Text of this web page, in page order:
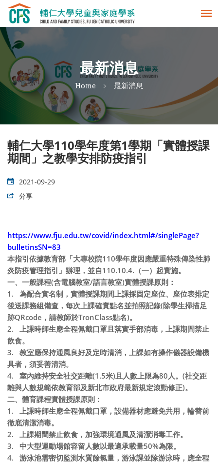
最新消息
Home 最新消息
輔仁大學110學年度第1學期「實體授課
期間」之教學安排防疫指引
2021-09-29
分享
https://www.fju.edu.tw/covid/index.html#/singlePage?
bulletinsSN=83
本指引依據教育部「大專校院110學年度因應嚴重特殊傳染性肺
炎防疫管理指引」辦理，並自110.10.4. （一）起實施。
一、一般課程(含電腦教室/語言教室)實體授課原則：
1. 為配合實名制，實體授課期間上課採固定座位、座位表排定
後送課務組備查，每次上課確實點名並拍照記錄(除學生掃描足
跡QRcode ，請教師於TronClass點名)。
2. 上課時師生應全程佩戴口罩且落實手部消毒，上課期間禁止
飲食。
3. 教室應保持通風良好及定時清消，上課如有操作儀器設備機
具者，須妥善清消。
4. 室內維持安全社交距離(1.5米)且人數上限為80人。 (社交距
離與人數規範依教育部及新北市政府最新規定滾動修正)。
二、體育課程實體授課原則：
1. 上課時師生應全程佩戴口罩，設備器材應避免共用，輪替前
徹底清潔消毒。
2. 上課期間禁止飲食，加強環境通風及清潔消毒工作。
3. 中大型運動場館容留人數以最適承載量50%為限。
4. 游泳池需密切監測水質餘氯量，游泳課並除游泳時，應全程